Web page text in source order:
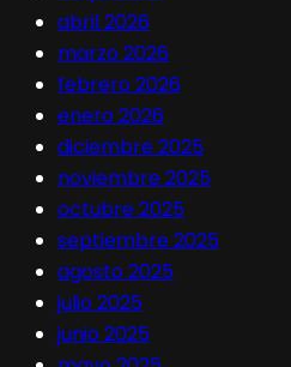
abril 2026
marzo 2026
febrero 2026
enero 2026
diciembre 2025
noviembre 2025
octubre 2025
septiembre 2025
agosto 2025
julio 2025
junio 2025